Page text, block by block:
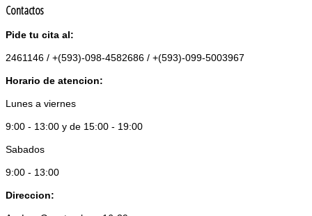
Contactos
Pide tu cita al:
2461146 / +(593)-098-4582686 / +(593)-099-5003967
Horario de atencion:
Lunes a viernes
9:00 - 13:00 y de 15:00 - 19:00
Sabados
9:00 - 13:00
Direccion: